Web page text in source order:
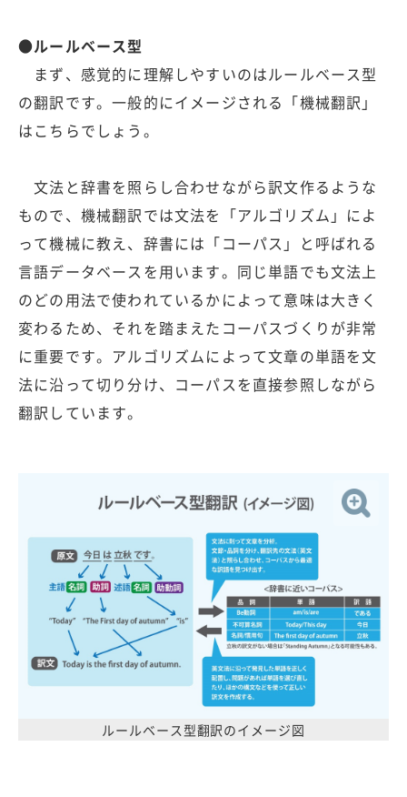
●ルールベース型
まず、感覚的に理解しやすいのはルールベース型
の翻訳です。一般的にイメージされる「機械翻訳」
はこちらでしょう。
文法と辞書を照らし合わせながら訳文作るような
もので、機械翻訳では文法を「アルゴリズム」によ
って機械に教え、辞書には「コーパス」と呼ばれる
言語データベースを用います。同じ単語でも文法上
のどの用法で使われているかによって意味は大きく
変わるため、それを踏まえたコーパスづくりが非常
に重要です。アルゴリズムによって文章の単語を文
法に沿って切り分け、コーパスを直接参照しながら
翻訳しています。
ルールベース型翻訳のイメージ図